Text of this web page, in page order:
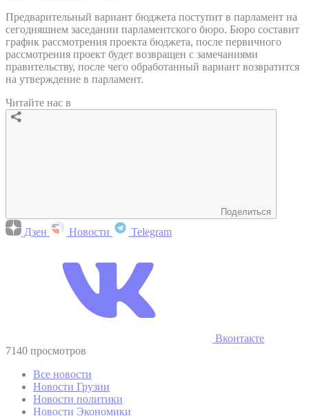
Предварительный вариант бюджета поступит в парламент на
сегодняшнем заседании парламентского бюро. Бюро составит
график рассмотрения проекта бюджета, после первичного
рассмотрения проект будет возвращен с замечаниями
правительству, после чего обработанный вариант возвратится
на утверждение в парламент.
Читайте нас в
Поделиться
Дзен Новости Telegram
Вконтакте
7140 просмотров
Все новости
Новости Грузии
Новости политики
Новости Экономики